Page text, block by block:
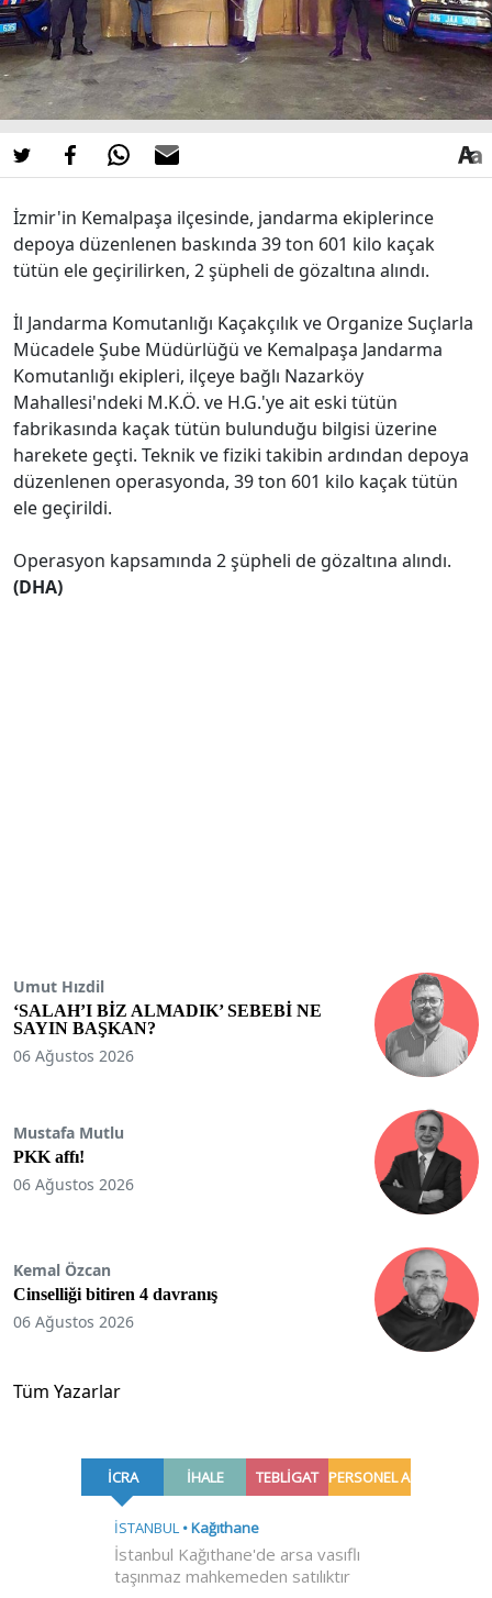
İzmir'in Kemalpaşa ilçesinde, jandarma ekiplerince
depoya düzenlenen baskında 39 ton 601 kilo kaçak
tütün ele geçirilirken, 2 şüpheli de gözaltına alındı.
İl Jandarma Komutanlığı Kaçakçılık ve Organize Suçlarla
Mücadele Şube Müdürlüğü ve Kemalpaşa Jandarma
Komutanlığı ekipleri, ilçeye bağlı Nazarköy
Mahallesi'ndeki M.K.Ö. ve H.G.'ye ait eski tütün
fabrikasında kaçak tütün bulunduğu bilgisi üzerine
harekete geçti. Teknik ve fiziki takibin ardından depoya
düzenlenen operasyonda, 39 ton 601 kilo kaçak tütün
ele geçirildi.
Operasyon kapsamında 2 şüpheli de gözaltına alındı.
(DHA)
Umut Hızdil
‘SALAH’I BİZ ALMADIK’ SEBEBİ NE
SAYIN BAŞKAN?
06 Ağustos 2026
Mustafa Mutlu
PKK affı!
06 Ağustos 2026
Kemal Özcan
Cinselliği bitiren 4 davranış
06 Ağustos 2026
Tüm Yazarlar